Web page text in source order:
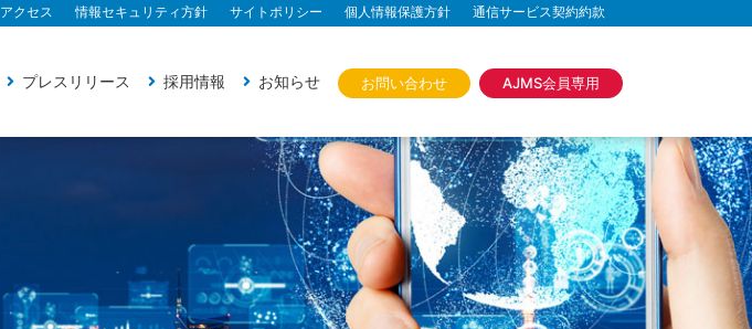
アクセス 情報セキュリティ方針 サイトポリシー 個人情報保護方針 通信サービス契約約款
プレスリリース 採用情報 お知らせ お問い合わせ AJMS会員専用